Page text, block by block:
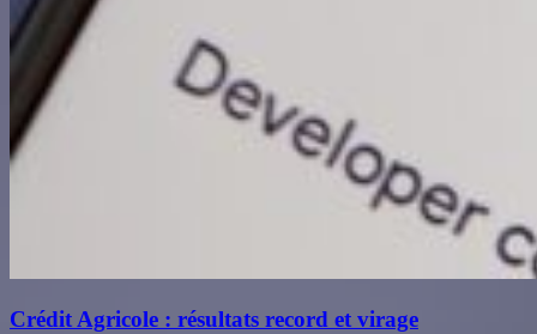
Crédit Agricole : résultats record et virage